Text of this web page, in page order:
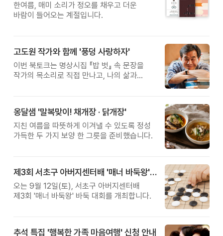
한여름, 매미 소리가 정오를 채우고 더운
바람이 들어오는 계절입니다.
고도원 작가와 함께 '풍덩 사랑하자'
이번 북토크는 명상시집 『밥 벗』 속 문장을
작가의 목소리로 직접 만나고, 나의 삶과
옹달샘 '말복맞이! 채개장 · 닭개장'
지친 여름을 따뜻하게 이겨낼 수 있도록 정성
가득한 두 가지 보양 한 그릇을 준비했습니다.
제3회 서초구 아버지센터배 '매너 바둑왕' 대회
오는 9월 12일(토), 서초구 아버지센터배
제3회 '매너 바둑왕' 바둑 대회를 개최합니다.
추석 특집 '행복한 가족 마음여행' 신청 안내